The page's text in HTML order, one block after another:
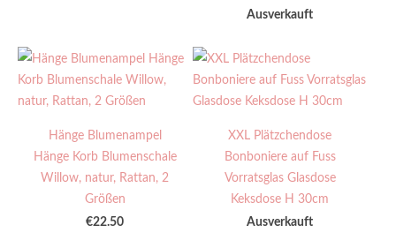
Ausverkauft
Hänge Blumenampel
Hänge Korb Blumenschale
Willow, natur, Rattan, 2
Größen
€22.50
XXL Plätzchendose
Bonboniere auf Fuss
Vorratsglas Glasdose
Keksdose H 30cm
Ausverkauft